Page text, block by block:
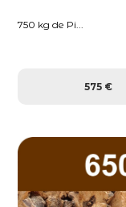
750 kg de Pi...
575 €